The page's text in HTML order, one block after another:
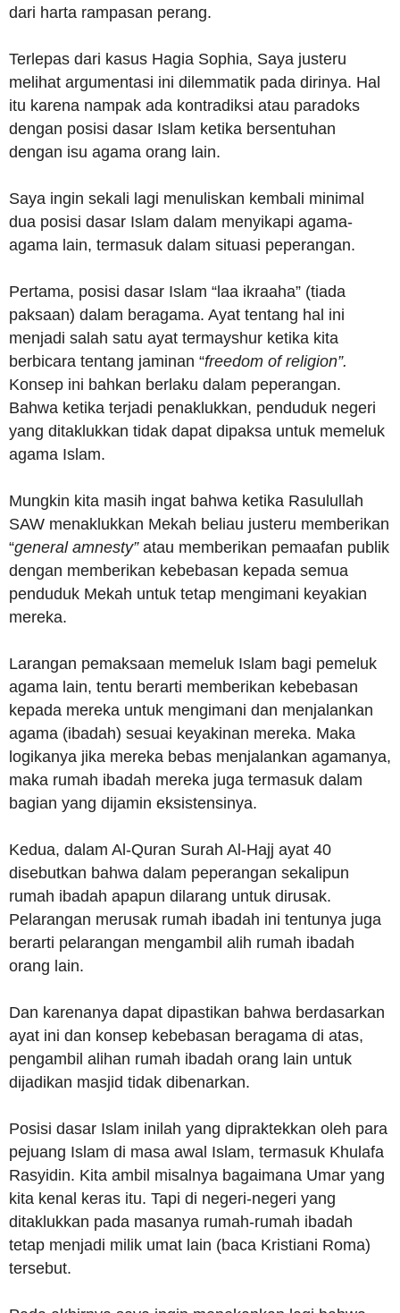
dari harta rampasan perang.
Terlepas dari kasus Hagia Sophia, Saya justeru
melihat argumentasi ini dilemmatik pada dirinya. Hal
itu karena nampak ada kontradiksi atau paradoks
dengan posisi dasar Islam ketika bersentuhan
dengan isu agama orang lain.
Saya ingin sekali lagi menuliskan kembali minimal
dua posisi dasar Islam dalam menyikapi agama-
agama lain, termasuk dalam situasi peperangan.
Pertama, posisi dasar Islam “laa ikraaha” (tiada
paksaan) dalam beragama. Ayat tentang hal ini
menjadi salah satu ayat termayshur ketika kita
berbicara tentang jaminan “freedom of religion”.
Konsep ini bahkan berlaku dalam peperangan.
Bahwa ketika terjadi penaklukkan, penduduk negeri
yang ditaklukkan tidak dapat dipaksa untuk memeluk
agama Islam.
Mungkin kita masih ingat bahwa ketika Rasulullah
SAW menaklukkan Mekah beliau justeru memberikan
“general amnesty”atau memberikan pemaafan publik
dengan memberikan kebebasan kepada semua
penduduk Mekah untuk tetap mengimani keyakian
mereka.
Larangan pemaksaan memeluk Islam bagi pemeluk
agama lain, tentu berarti memberikan kebebasan
kepada mereka untuk mengimani dan menjalankan
agama (ibadah) sesuai keyakinan mereka. Maka
logikanya jika mereka bebas menjalankan agamanya,
maka rumah ibadah mereka juga termasuk dalam
bagian yang dijamin eksistensinya.
Kedua, dalam Al-Quran Surah Al-Hajj ayat 40
disebutkan bahwa dalam peperangan sekalipun
rumah ibadah apapun dilarang untuk dirusak.
Pelarangan merusak rumah ibadah ini tentunya juga
berarti pelarangan mengambil alih rumah ibadah
orang lain.
Dan karenanya dapat dipastikan bahwa berdasarkan
ayat ini dan konsep kebebasan beragama di atas,
pengambil alihan rumah ibadah orang lain untuk
dijadikan masjid tidak dibenarkan.
Posisi dasar Islam inilah yang dipraktekkan oleh para
pejuang Islam di masa awal Islam, termasuk Khulafa
Rasyidin. Kita ambil misalnya bagaimana Umar yang
kita kenal keras itu. Tapi di negeri-negeri yang
ditaklukkan pada masanya rumah-rumah ibadah
tetap menjadi milik umat lain (baca Kristiani Roma)
tersebut.